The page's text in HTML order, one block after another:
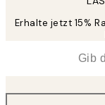
Erhalte jetzt 15%